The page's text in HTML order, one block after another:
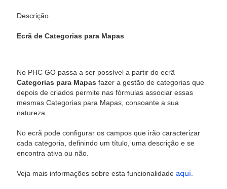
Descrição
Ecrã de Categorias para Mapas
No PHC GO passa a ser possível a partir do ecrã
Categorias para Mapas fazer a gestão de categorias que
depois de criados permite nas fórmulas associar essas
mesmas Categorias para Mapas, consoante a sua
natureza.
No ecrã pode configurar os campos que irão caracterizar
cada categoria, definindo um título, uma descrição e se
encontra ativa ou não.
Veja mais informações sobre esta funcionalidade aqui